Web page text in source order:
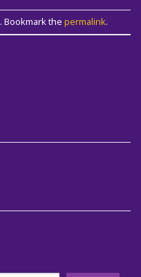
. Bookmark the permalink.